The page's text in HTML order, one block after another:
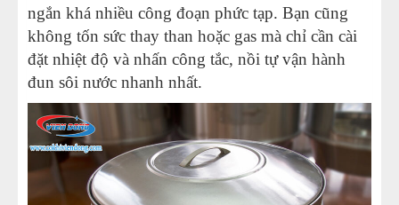
ngắn khá nhiều công đoạn phức tạp. Bạn cũng
không tốn sức thay than hoặc gas mà chỉ cần cài
đặt nhiệt độ và nhấn công tắc, nồi tự vận hành
đun sôi nước nhanh nhất.